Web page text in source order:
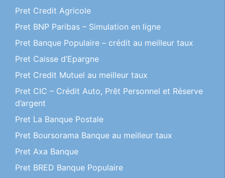
Pret Credit Agricole
Pret BNP Paribas – Simulation en ligne
Pret Banque Populaire – crédit au meilleur taux
Pret Caisse d’Epargne
Pret Credit Mutuel au meilleur taux
Pret CIC – Crédit Auto, Prêt Personnel et Réserve
d’argent
Pret La Banque Postale
Pret Boursorama Banque au meilleur taux
Pret Axa Banque
Pret BRED Banque Populaire